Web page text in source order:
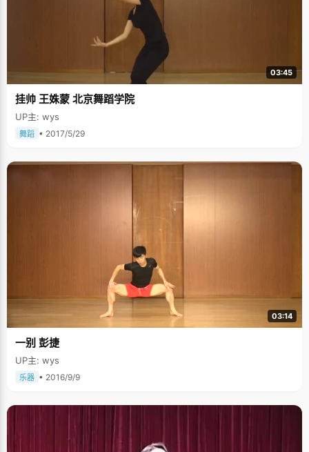
03:45
挂帅 王姝蒙 北京舞蹈学院
UP主: wys
舞蹈 • 2017/5/29
03:14
一别 彭捷
UP主: wys
乐器 • 2016/9/9